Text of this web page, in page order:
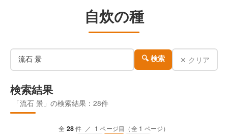
自炊の種
🔍 検索 ✕ クリア
検索結果
「流石 景」の検索結果：28件
全 28件 ／ 1 ページ目（全 1 ページ）